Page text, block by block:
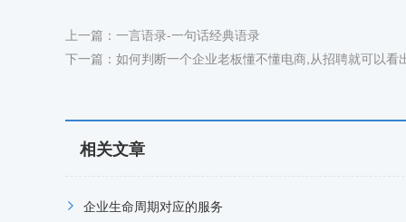
上一篇：一言语录-一句话经典语录
下一篇：如何判断一个企业老板懂不懂电商,从招聘就可以看
相关文章
企业生命周期对应的服务